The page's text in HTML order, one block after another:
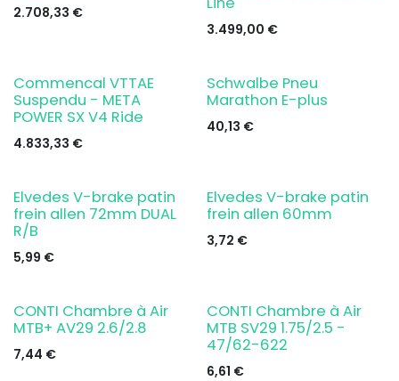
2.708,33 €
3.499,00 €
Commencal VTTAE
Suspendu - META
POWER SX V4 Ride
4.833,33 €
Schwalbe Pneu
Marathon E-plus
40,13 €
Elvedes V-brake patin
frein allen 72mm DUAL
R/B
5,99 €
Elvedes V-brake patin
frein allen 60mm
3,72 €
CONTI Chambre à Air
MTB+ AV29 2.6/2.8
7,44 €
CONTI Chambre à Air
MTB SV29 1.75/2.5 -
47/62-622
6,61 €